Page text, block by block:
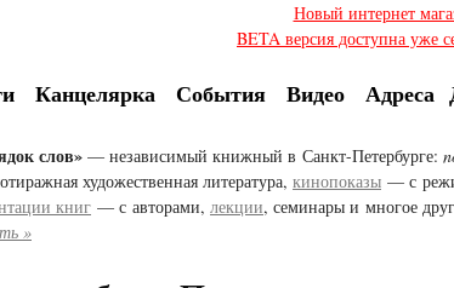
Новый интернет
BETA версия доступна уже
Канцелярка События Видео Адреса
слов» — независимый книжный в Санкт-Петербурге:
художественная литература, кинопоказы — с
книг — с авторами, лекции, семинары и многое
»